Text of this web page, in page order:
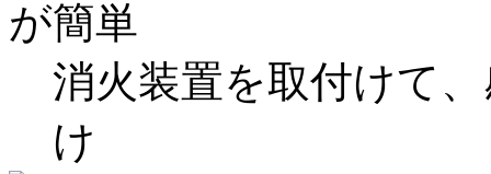
消火装置を取付けて
け